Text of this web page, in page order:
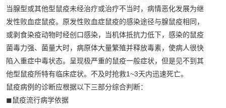
当腺型或其他型鼠疫未经治疗或治疗不当时，病情恶化发展为继
发性败血症鼠疫。原发性败血症鼠疫的感染途径与腺鼠疫相同，
或剥食染疫动物时经创口感染，当机体抵抗力低下，感染的鼠疫
菌毒力强、菌量大时，病原体大量繁殖并释放毒素，使病人很快
陷入重症中毒状态。呈现极严重的鼠疫一般症状，但是见不到其
他型鼠疫所特有临床症状。不及时抢救1~3天内迅速死亡。
鼠疫病例的诊断应根据以下三部分综合判断：
◼鼠疫流行病学依据